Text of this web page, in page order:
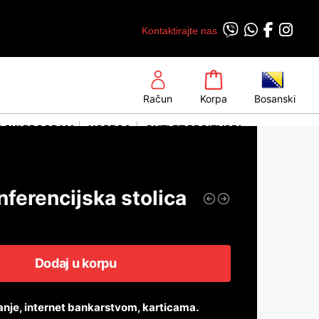
Kontaktirajte nas
Račun Korpa Bosanski
PROGRAM HORECA OUTLET PROIZVODI
stolica
Dodaj u korpu
internet bankarstvom, karticama.